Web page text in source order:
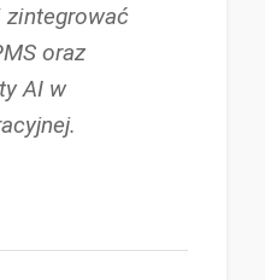
oraz
AI w